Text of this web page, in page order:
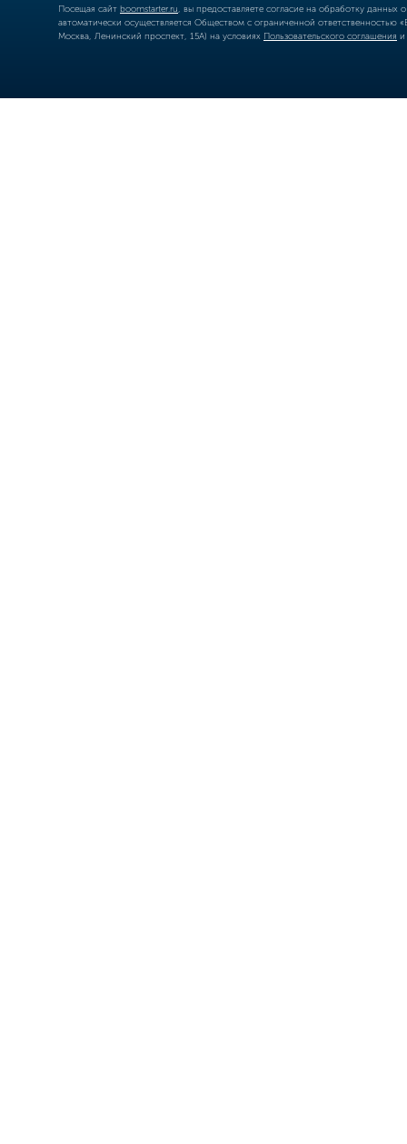
Посещая сайт boomstarter.ru , вы предоставляете согласие на обработку
автоматически осуществляется Обществом с ограниченной
Москва, Ленинский проспект, 15А) на условиях Пользовательского соглашения и